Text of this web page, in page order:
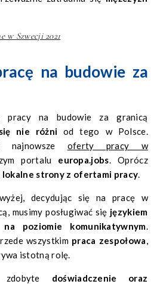
w Szwecji 2021
na budowie za
pracy na budowie za granicą
nie różni od tego w Polsce.
najnowsze oferty pracy w
portalu europa.jobs. Oprócz
lokalne strony z ofertami pracy.
decydując się na pracę w
musimy posługiwać się językiem
poziomie komunikatywnym.
wszystkim praca zespołowa,
istotną rolę.
zdobyte doświadczenie oraz